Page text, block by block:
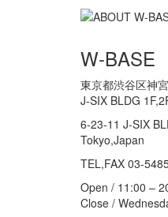
W-BASE
東京都渋谷区神
J-SIX BLDG
6-23-11 J-SIX
Tokyo,Japan
TEL,FAX 03-
Open / 11:00 –
Close /